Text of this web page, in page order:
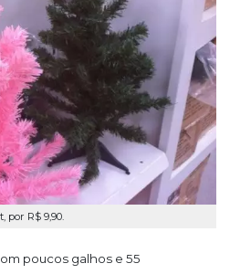
por R$ 9,90.
poucos galhos e 55